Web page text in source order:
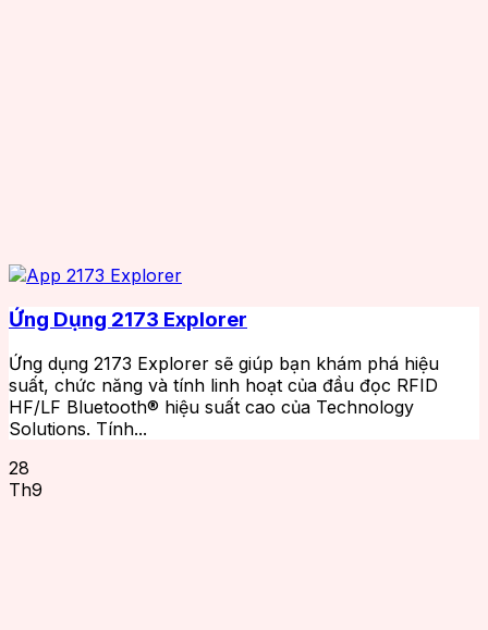
Ứng Dụng 2173 Explorer
Ứng dụng 2173 Explorer sẽ giúp bạn khám phá hiệu
suất, chức năng và tính linh hoạt của đầu đọc RFID
HF/LF Bluetooth® hiệu suất cao của Technology
Solutions. Tính...
28
Th9